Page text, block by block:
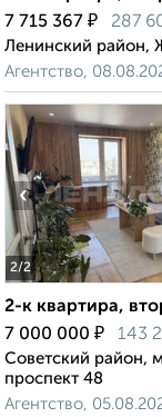
7 715 367 ₽ 287
Ленинский район,
Агентство,
2/2
‹
2-к квартира,
7 000 000 ₽ 143
Советский район,
проспект 48
Агентство,